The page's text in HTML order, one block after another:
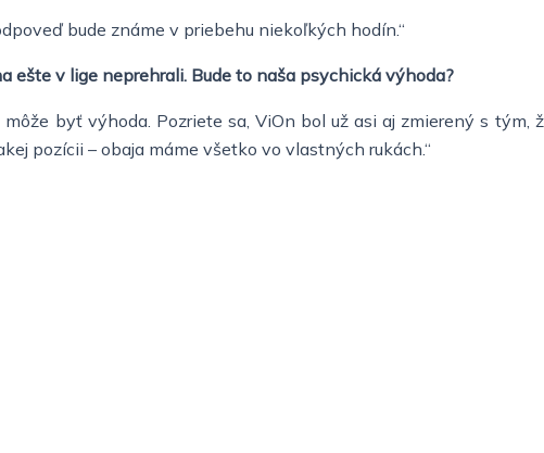
bude známe v priebehu niekoľkých hodín.“
ešte v lige neprehrali. Bude to naša psychická výhoda?
môže byť výhoda. Pozriete sa, ViOn bol už asi aj zmierený s
pozícii – obaja máme všetko vo vlastných rukách.“